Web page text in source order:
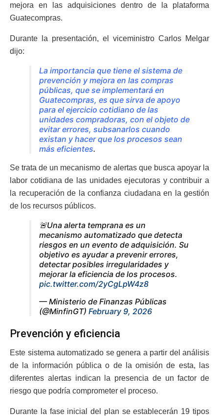
mejora en las adquisiciones dentro de la plataforma
Guatecompras.
Durante la presentación, el viceministro Carlos Melgar
dijo:
La importancia que tiene el sistema de
prevención y mejora en las compras
públicas, que se implementará en
Guatecompras, es que sirva de apoyo
para el ejercicio cotidiano de las
unidades compradoras, con el objeto de
evitar errores, subsanarlos cuando
existan y hacer que los procesos sean
más eficientes.
Se trata de un mecanismo de alertas que busca apoyar la
labor cotidiana de las unidades ejecutoras y contribuir a
la recuperación de la confianza ciudadana en la gestión
de los recursos públicos.
🚨Una alerta temprana es un
mecanismo automatizado que detecta
riesgos en un evento de adquisición. Su
objetivo es ayudar a prevenir errores,
detectar posibles irregularidades y
mejorar la eficiencia de los procesos.
pic.twitter.com/2yCgLpW4z8
— Ministerio de Finanzas Públicas
(@MinfinGT) February 9, 2026
Prevención y eficiencia
Este sistema automatizado se genera a partir del análisis
de la información pública o de la omisión de esta, las
diferentes alertas indican la presencia de un factor de
riesgo que podría comprometer el proceso.
Durante la fase inicial del plan se establecerán 19 tipos